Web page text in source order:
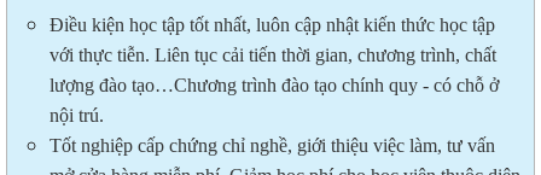
Điều kiện học tập tốt nhất, luôn cập nhật kiến thức học tập
với thực tiễn. Liên tục cải tiến thời gian, chương trình, chất
lượng đào tạo…Chương trình đào tạo chính quy - có chỗ ở
nội trú.
Tốt nghiệp cấp chứng chỉ nghề, giới thiệu việc làm, tư vấn